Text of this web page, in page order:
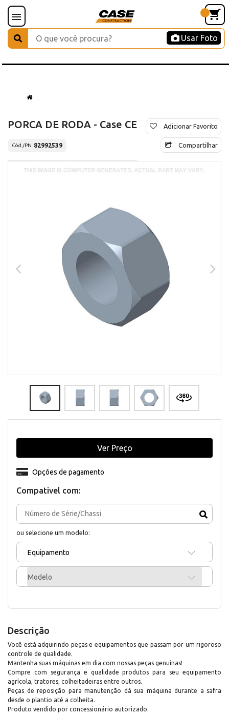
Usar Foto
PORCA DE RODA - Case CE
Cód./PN 82992539
Adicionar Favorito
Compartilhar
Compativel com:
ou selecione um modelo:
Equipamento
Modelo
Opções de pagamento
Ver Preço
Descrição
Você está adquirindo peças e equipamentos que passam por um rigoroso
controle de qualidade.
Mantenha suas máquinas em dia com nossas peças genuínas!
Compre com segurança e qualidade produtos para seu equipamento
agrícola, tratores, colheitadeiras entre outros.
Peças de reposição para manutenção dá sua máquina durante a safra
desde o plantio até a colheita.
Produto vendido por concessionário autorizado.